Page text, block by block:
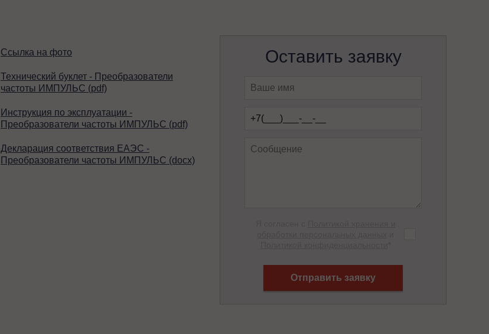
Ссылка на фото
Технический буклет - Преобразователи
частоты ИМПУЛЬС (pdf)
Инструкция по эксплуатации -
Преобразователи частоты ИМПУЛЬС (pdf)
Декларация соответствия ЕАЭС -
Преобразователи частоты ИМПУЛЬС (docx)
Оставить заявку
Отправить заявку